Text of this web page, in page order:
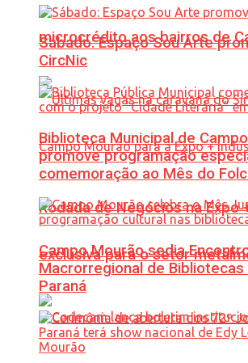
microcrédito aos bairros de
Rodada de Negócios na Expo
exclusiva para o setor
Sábado: Espaço Sou Arte
CircNic
Biblioteca Municipal de
promove programação
comemoração ao Mês do
Campo Mourão sedia
Macrorregional de Bibliotecas
Paraná